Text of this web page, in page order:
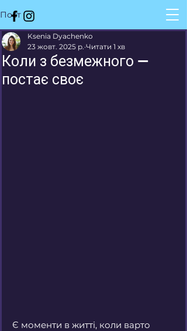
Пост
Коли з безмежного —
постає своє
Ksenia Dyachenko
23 жовт. 2025 р. Читати 1 хв
Є моменти в житті, коли варто